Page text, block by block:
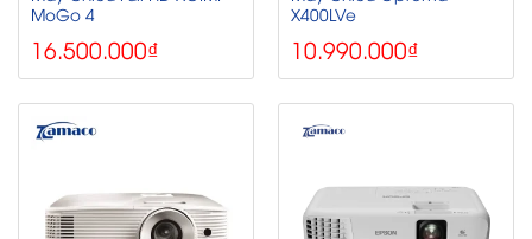
MoGo 4
16.500.000₫
X400LVe
10.990.000₫